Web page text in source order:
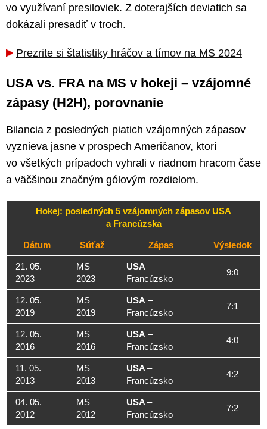
vo využívaní presiloviek. Z doterajších deviatich sa
dokázali presadiť v troch.
Prezrite si štatistiky hráčov a tímov na MS 2024
USA vs. FRA na MS v hokeji – vzájomné
zápasy (H2H), porovnanie
Bilancia z posledných piatich vzájomných zápasov
vyznieva jasne v prospech Američanov, ktorí
vo všetkých prípadoch vyhrali v riadnom hracom čase
a väčšinou značným gólovým rozdielom.
Hokej: posledných 5 vzájomných zápasov USA
a Francúzska
Dátum Súťaž Zápas Výsledok
21. 05.
2023
MS
2023
USA –
Francúzsko
9:0
12. 05.
2019
MS
2019
USA –
Francúzsko
7:1
12. 05.
2016
MS
2016
USA –
Francúzsko
4:0
11. 05.
2013
MS
2013
USA –
Francúzsko
4:2
04. 05.
2012
MS
2012
USA –
Francúzsko
7:2